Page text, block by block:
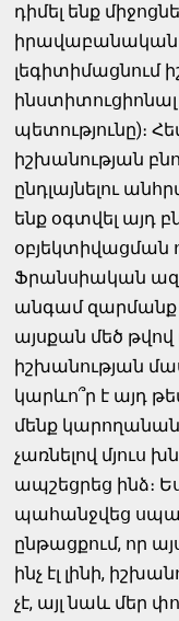
դիմել ենք
իրավաբանական
լեգիտիմացնում
ինստիտուցիոնալ
պետությունը)։
իշխանության
ընդլայնելու
ենք օգտվել այդ
օբյեկտիվացման
Ֆրանսիական
անգամ զարմանք
այսքան մեծ
իշխանության
կարևո՞ր է այդ
մենք
չառնելով մյուս
ապշեցրեց ինձ։
պահանջվեց
ընթացքում, որ
ինչ էլ լինի,
չէ, այլ նաև մեր